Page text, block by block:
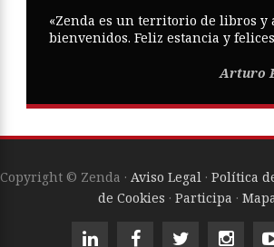
«Zenda es un territorio de libros y
bienvenidos. Feliz estancia y
Arturo
Copyright © Zenda · Aviso Legal · Política
de Cookies · Participa ·